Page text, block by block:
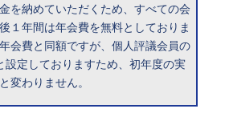
を納めていただくため、すべての会
１年間は年会費を無料としておりま
会費と同額ですが、個人評議会員の
設定しておりますため、初年度の実
変わりません。